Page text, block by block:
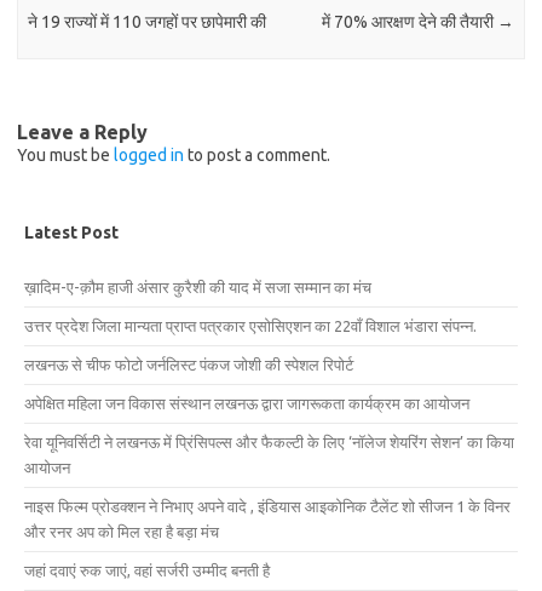
ने 19 राज्यों में 110 जगहों पर छापेमारी की
में 70% आरक्षण देने की तैयारी →
Leave a Reply
You must be logged in to post a comment.
Latest Post
ख़ादिम-ए-क़ौम हाजी अंसार कुरैशी की याद में सजा सम्मान का मंच
उत्तर प्रदेश जिला मान्यता प्राप्त पत्रकार एसोसिएशन का 22वाँ विशाल भंडारा संपन्न.
लखनऊ से चीफ फोटो जर्नलिस्ट पंकज जोशी की स्पेशल रिपोर्ट
अपेक्षित महिला जन विकास संस्थान लखनऊ द्वारा जागरूकता कार्यक्रम का आयोजन
रेवा यूनिवर्सिटी ने लखनऊ में प्रिंसिपल्स और फैकल्टी के लिए ‘नॉलेज शेयरिंग सेशन’ का किया
आयोजन
नाइस फिल्म प्रोडक्शन ने निभाए अपने वादे , इंडियास आइकोनिक टैलेंट शो सीजन 1 के विनर
और रनर अप को मिल रहा है बड़ा मंच
जहां दवाएं रुक जाएं, वहां सर्जरी उम्मीद बनती है